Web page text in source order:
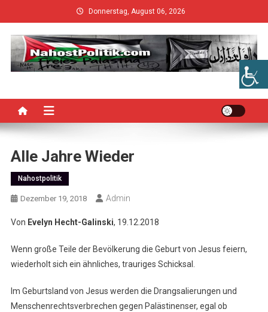
to
content
Donnerstag, August 06, 2026
Alle Jahre Wieder
Nahostpolitik
Dezember 19, 2018 Admin
Von Evelyn Hecht-Galinski, 19.12.2018
Wenn große Teile der Bevölkerung die Geburt von Jesus feiern,
wiederholt sich ein ähnliches, trauriges Schicksal.
Im Geburtsland von Jesus werden die Drangsalierungen und
Menschenrechtsverbrechen gegen Palästinenser, egal ob